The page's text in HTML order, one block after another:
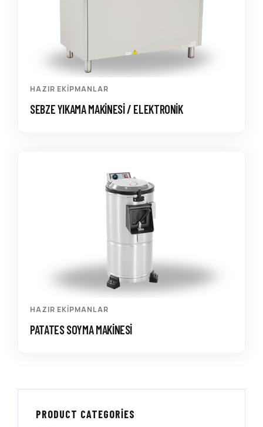
HAZIR EKIPMANLAR
SEBZE YIKAMA MAKINESI / ELEKTRONIK
HAZIR EKIPMANLAR
PATATES SOYMA MAKINESI
PRODUCT CATEGORIES